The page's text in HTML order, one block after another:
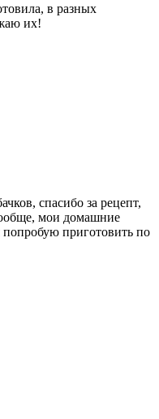
в разных
их!
спасибо за рецепт,
мои домашние
попробую приготовить по